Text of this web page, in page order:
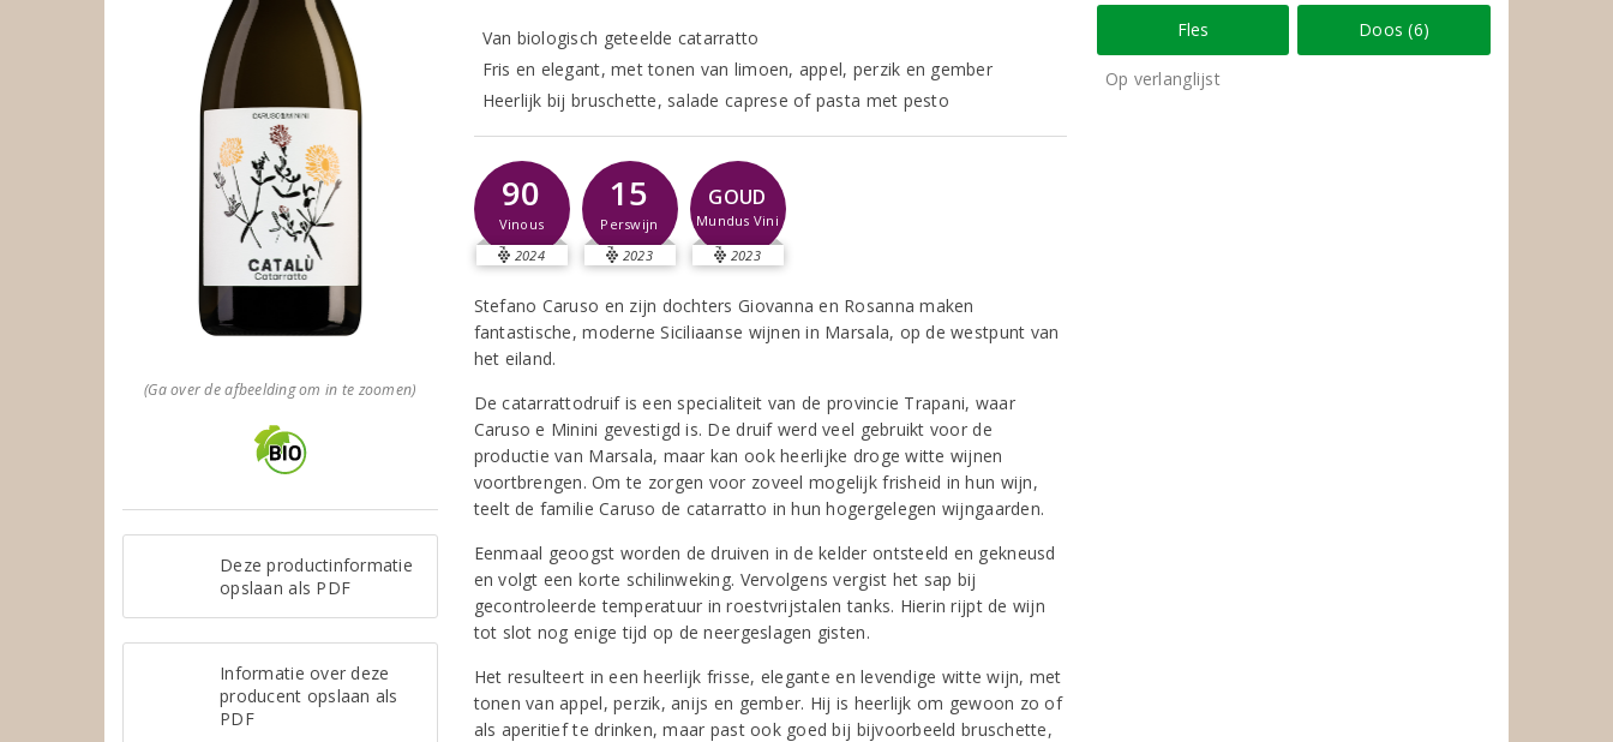
(Ga over de afbeelding om in te zoomen)
Deze productinformatie
opslaan als PDF
Informatie over deze
producent opslaan als
PDF
Van biologisch geteelde catarratto
Fris en elegant, met tonen van limoen, appel, perzik en gember
Heerlijk bij bruschette, salade caprese of pasta met pesto
90
Vinous
2024
15
Perswijn
2023
GOUD
Mundus Vini
2023
Stefano Caruso en zijn dochters Giovanna en Rosanna maken
fantastische, moderne Siciliaanse wijnen in Marsala, op de westpunt van
het eiland.
De catarrattodruif is een specialiteit van de provincie Trapani, waar
Caruso e Minini gevestigd is. De druif werd veel gebruikt voor de
productie van Marsala, maar kan ook heerlijke droge witte wijnen
voortbrengen. Om te zorgen voor zoveel mogelijk frisheid in hun wijn,
teelt de familie Caruso de catarratto in hun hogergelegen wijngaarden.
Eenmaal geoogst worden de druiven in de kelder ontsteeld en gekneusd
en volgt een korte schilinweking. Vervolgens vergist het sap bij
gecontroleerde temperatuur in roestvrijstalen tanks. Hierin rijpt de wijn
tot slot nog enige tijd op de neergeslagen gisten.
Het resulteert in een heerlijk frisse, elegante en levendige witte wijn, met
tonen van appel, perzik, anijs en gember. Hij is heerlijk om gewoon zo of
als aperitief te drinken, maar past ook goed bij bijvoorbeeld bruschette,
Fles Doos (6)
Op verlanglijst